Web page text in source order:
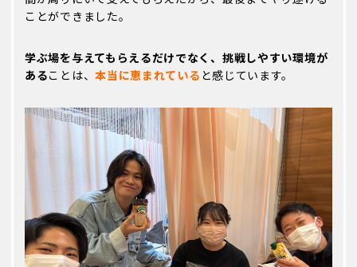
ことができました。
学ぶ場を与えてもらえるだけでなく、挑戦しやすい環境が
あることは、本当に恵まれている と感じています。